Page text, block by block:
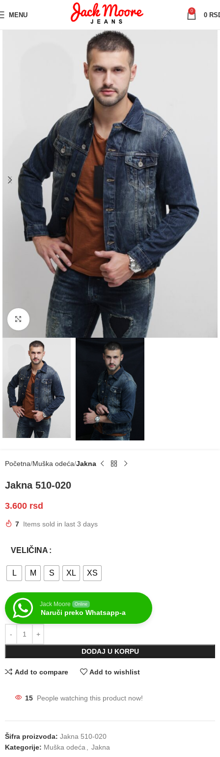
MENU
0
0
Click to enlarge
Početna Muška odeća Jakna
Jakna 510-020
3.600 rsd
7 Items sold in last 3 days
VELIČINA
L M S XL XS
Jack Moore Online
Naruči preko Whatsapp-a
DODAJ U KORPU
Add to compare Add to wishlist
15 People watching this product now!
Šifra proizvoda: Jakna 510-020
Kategorije: Muška odeća Jakna